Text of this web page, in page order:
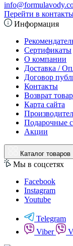
Перейти в
Информация
Сертификаты
О компании
Доставка /
Договор
Контакты
Возврат
Карта сайта
Подарочные
Акции
Каталог товаров
Мы в соцсетях
Facebook
Instagram
Youtube
Telegram
Viber